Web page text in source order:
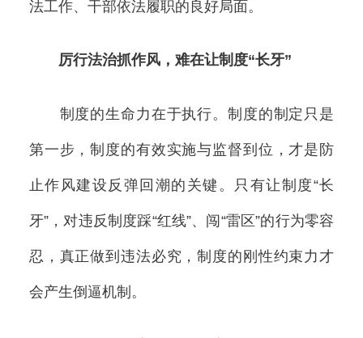
法工作、干部依法履职的良好局面。
厉行法治抓作风，难在让制度“长牙”
制度的生命力在于执行。制度的制定只是
第一步，制度的有效实施与监督到位，才是防
止作风建设反弹回潮的关键。只有让制度“长
牙”，对违反制度踩“红线”、闯“雷区”的行为零容
忍，真正做到违法必究，制度的刚性约束力才
会产生倒逼机制。